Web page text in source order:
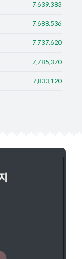
7,639,383
7,688,536
7,737,620
7,785,370
7,833,120